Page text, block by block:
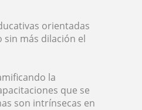
orientadas
más dilación el
la
que se
son intrínsecas en